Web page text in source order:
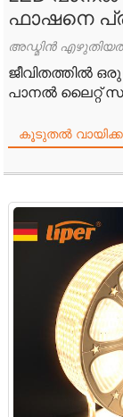
ഫാഷനെ
അഡ്മിൻ എഴുതിയത്
ജീവിതത്തിൽ
പാനൽ ലൈറ്റ്
കൂടുതൽ